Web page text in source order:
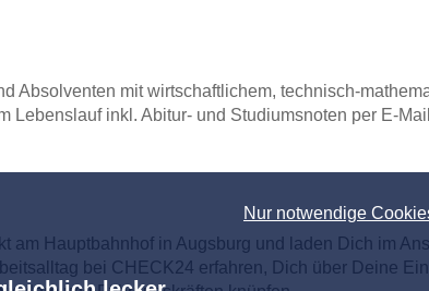
Nur notwendige
Absolventen mit wirtschaftlichem, technisch-
Lebenslauf inkl. Abitur- und Studiumsnoten per E-
am Hauptbahnhof in Augsburg und laden Dich im
bei CHECK24 erfahren, Dich über Deine